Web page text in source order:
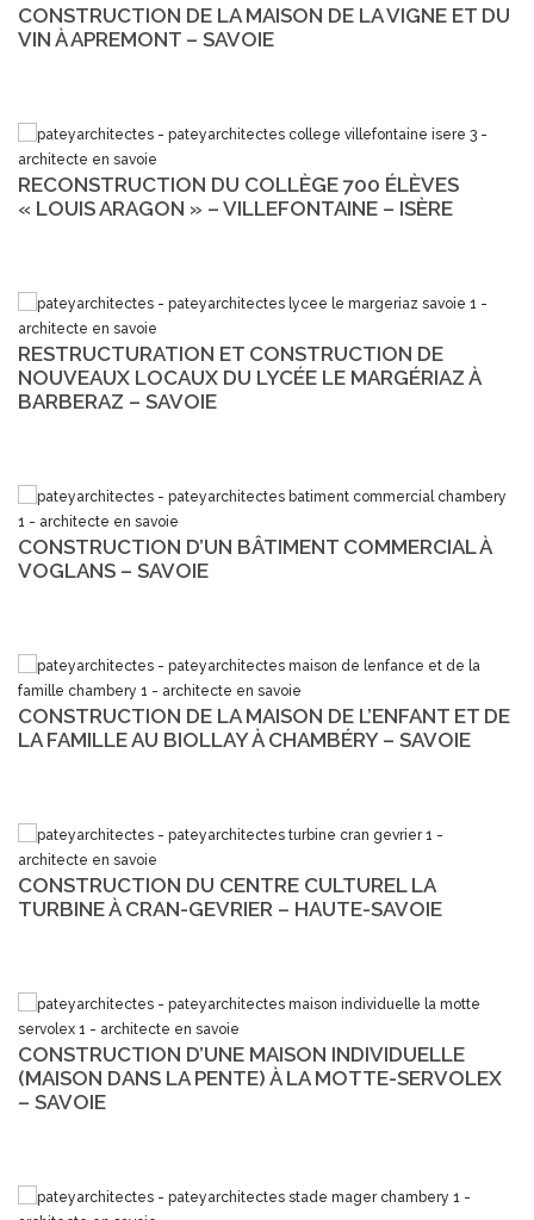
CONSTRUCTION DE LA MAISON DE LA VIGNE ET DU
VIN À APREMONT – SAVOIE
RECONSTRUCTION DU COLLÈGE 700 ÉLÈVES
« LOUIS ARAGON » – VILLEFONTAINE – ISÈRE
RESTRUCTURATION ET CONSTRUCTION DE
NOUVEAUX LOCAUX DU LYCÉE LE MARGÉRIAZ À
BARBERAZ – SAVOIE
CONSTRUCTION D’UN BÂTIMENT COMMERCIAL À
VOGLANS – SAVOIE
CONSTRUCTION DE LA MAISON DE L’ENFANT ET DE
LA FAMILLE AU BIOLLAY À CHAMBÉRY – SAVOIE
CONSTRUCTION DU CENTRE CULTUREL LA
TURBINE À CRAN-GEVRIER – HAUTE-SAVOIE
CONSTRUCTION D’UNE MAISON INDIVIDUELLE
(MAISON DANS LA PENTE) À LA MOTTE-SERVOLEX
– SAVOIE